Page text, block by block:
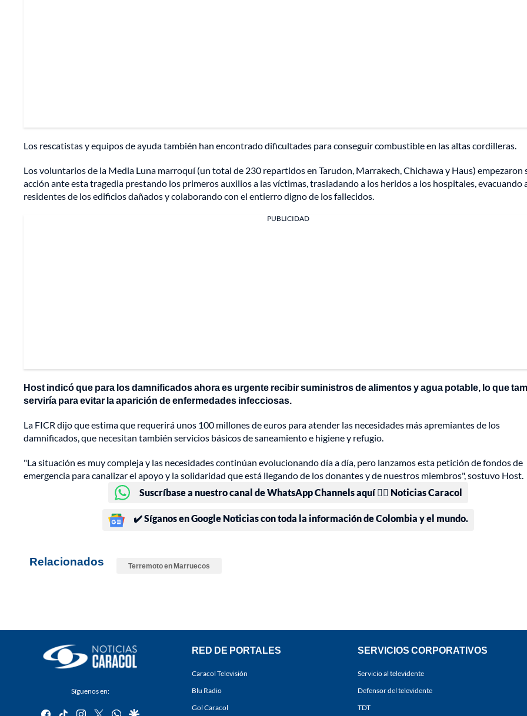
Los rescatistas y equipos de ayuda también han encontrado dificultades para conseguir combustible en las altas cordilleras.
Los voluntarios de la Media Luna marroquí (un total de 230 repartidos en Tarudon, Marrakech, Chichawa y Haus) empezaron
acción ante esta tragedia prestando los primeros auxilios a las víctimas, trasladando a los heridos a los hospitales, evacuando
residentes de los edificios dañados y colaborando con el entierro digno de los fallecidos.
PUBLICIDAD
Host indicó que para los damnificados ahora es urgente recibir suministros de alimentos y agua potable, lo que
serviría para evitar la aparición de enfermedades infecciosas.
La FICR dijo que estima que requerirá unos 100 millones de euros para atender las necesidades más apremiantes de los
damnificados, que necesitan también servicios básicos de saneamiento e higiene y refugio.
"La situación es muy compleja y las necesidades continúan evolucionando día a día, pero lanzamos esta petición de fondos de
emergencia para canalizar el apoyo y la solidaridad que está llegando de los donantes y de nuestros miembros", sostuvo Host.
Suscríbase a nuestro canal de WhatsApp Channels aquí 👉🏻 Noticias Caracol
✔️ Síganos en Google Noticias con toda la información de Colombia y el mundo.
Relacionados Terremoto en Marruecos
Síguenos en:
facebook
tiktok instagram
twitterwhatsapp
google
RED DE PORTALES
Caracol Televisión
Blu Radio
Gol Caracol
SERVICIOS CORPORATIVOS
Servicio al televidente
Defensor del televidente
TDT